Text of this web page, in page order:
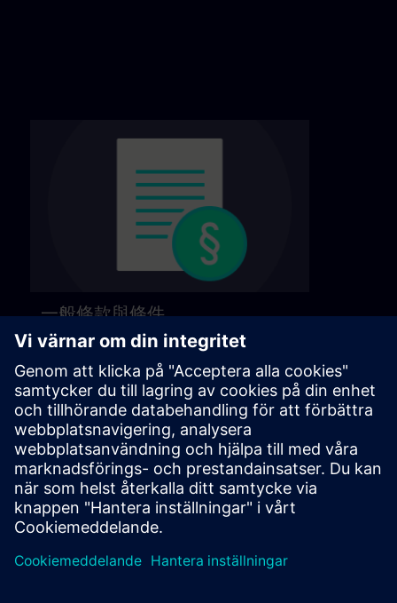
一般條款與條件
請參閱以下頁面的一般條款與條件。